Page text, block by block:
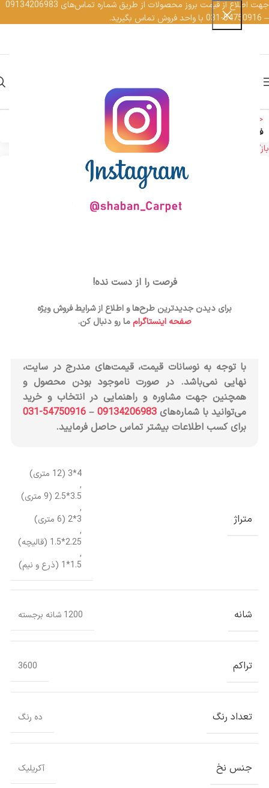
فرصت را از دست نده!
برای دیدن جدیدترین طرح‌ها و اطلاع از شرایط فروش ویژه
صفحه اینستاگرامما رو دنبال کن.
خانه
فرش 1200 شانه وینتیج کد 9823
بازگشت به محصولات
با توجه به نوسانات قیمت، قیمت‌های مندرج در سایت،
نهایی نمی‌باشد. در صورت ناموجود بودن محصول و
همچنین جهت مشاوره و راهنمایی در انتخاب و خرید
می‌توانید با شماره‌های 09134206983
–
54750916-031
برای کسب اطلاعات بیشتر تماس حاصل فرمایید.
متراژ
4*3 (12 متری)
,
3.5*2.5 (9 متری)
,
3*2 (6 متری)
,
2.25*1.5 (قالیچه)
,
1.5*1 (ذرع و نیم)
شانه 1200 شانه برجسته
تراکم 3600
تعداد رنگ ده رنگ
جنس نخ آکریلیک
جهت اطلاع از قیمت بروز محصولات از طریق شماره تماس‌‌های 09134206983
– 54750916-031 با واحد فروش تماس بگیرید.